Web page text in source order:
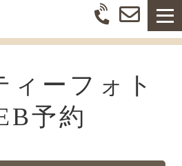
ィーフォト
予約